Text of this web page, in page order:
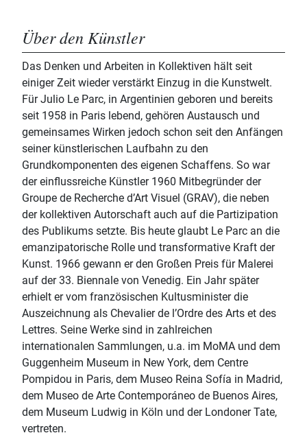
Über den Künstler
Das Denken und Arbeiten in Kollektiven hält seit
einiger Zeit wieder verstärkt Einzug in die Kunstwelt.
Für Julio Le Parc, in Argentinien geboren und bereits
seit 1958 in Paris lebend, gehören Austausch und
gemeinsames Wirken jedoch schon seit den Anfängen
seiner künstlerischen Laufbahn zu den
Grundkomponenten des eigenen Schaffens. So war
der einflussreiche Künstler 1960 Mitbegründer der
Groupe de Recherche d’Art Visuel (GRAV), die neben
der kollektiven Autorschaft auch auf die Partizipation
des Publikums setzte. Bis heute glaubt Le Parc an die
emanzipatorische Rolle und transformative Kraft der
Kunst. 1966 gewann er den Großen Preis für Malerei
auf der 33. Biennale von Venedig. Ein Jahr später
erhielt er vom französischen Kultusminister die
Auszeichnung als Chevalier de l’Ordre des Arts et des
Lettres. Seine Werke sind in zahlreichen
internationalen Sammlungen, u.a. im MoMA und dem
Guggenheim Museum in New York, dem Centre
Pompidou in Paris, dem Museo Reina Sofía in Madrid,
dem Museo de Arte Contemporáneo de Buenos Aires,
dem Museum Ludwig in Köln und der Londoner Tate,
vertreten.